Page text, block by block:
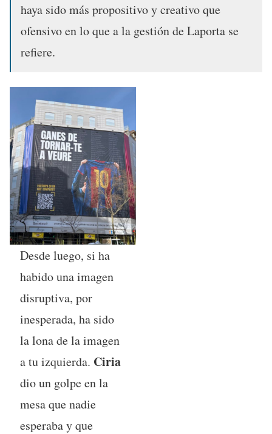
haya sido más propositivo y creativo que
ofensivo en lo que a la gestión de Laporta se
refiere.
Desde luego, si ha
habido una imagen
disruptiva, por
inesperada, ha sido
la lona de la imagen
a tu izquierda. Ciria
dio un golpe en la
mesa que nadie
esperaba y que